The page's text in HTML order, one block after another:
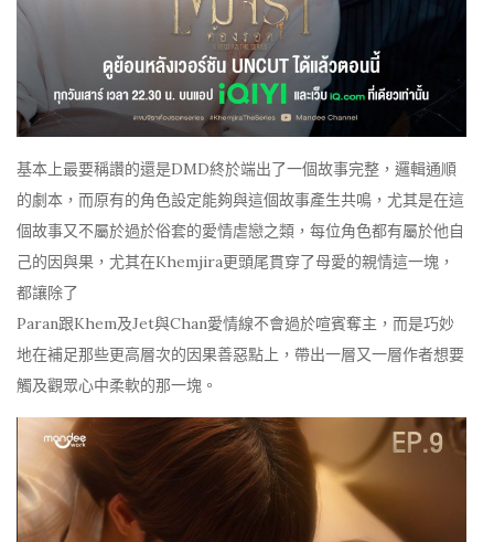
基本上最要稱讚的還是DMD終於端出了一個故事完整，邏輯通順
的劇本，而原有的角色設定能夠與這個故事產生共鳴，尤其是在這
個故事又不屬於過於俗套的愛情虐戀之類，每位角色都有屬於他自
己的因與果，尤其在Khemjira更頭尾貫穿了母愛的親情這一塊，
都讓除了
Paran跟Khem及Jet與Chan愛情線不會過於喧賓奪主，而是巧妙
地在補足那些更高層次的因果善惡點上，帶出一層又一層作者想要
觸及觀眾心中柔軟的那一塊。